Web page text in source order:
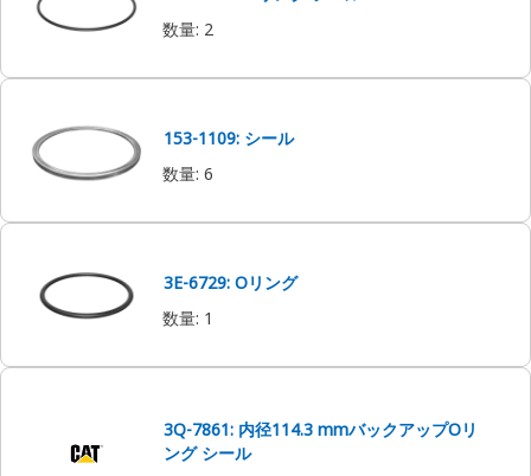
数量: 2
153-1109: シール
数量: 6
3E-6729: Oリング
数量: 1
3Q-7861: 内径114.3 mmバックアップOリ
ング シール